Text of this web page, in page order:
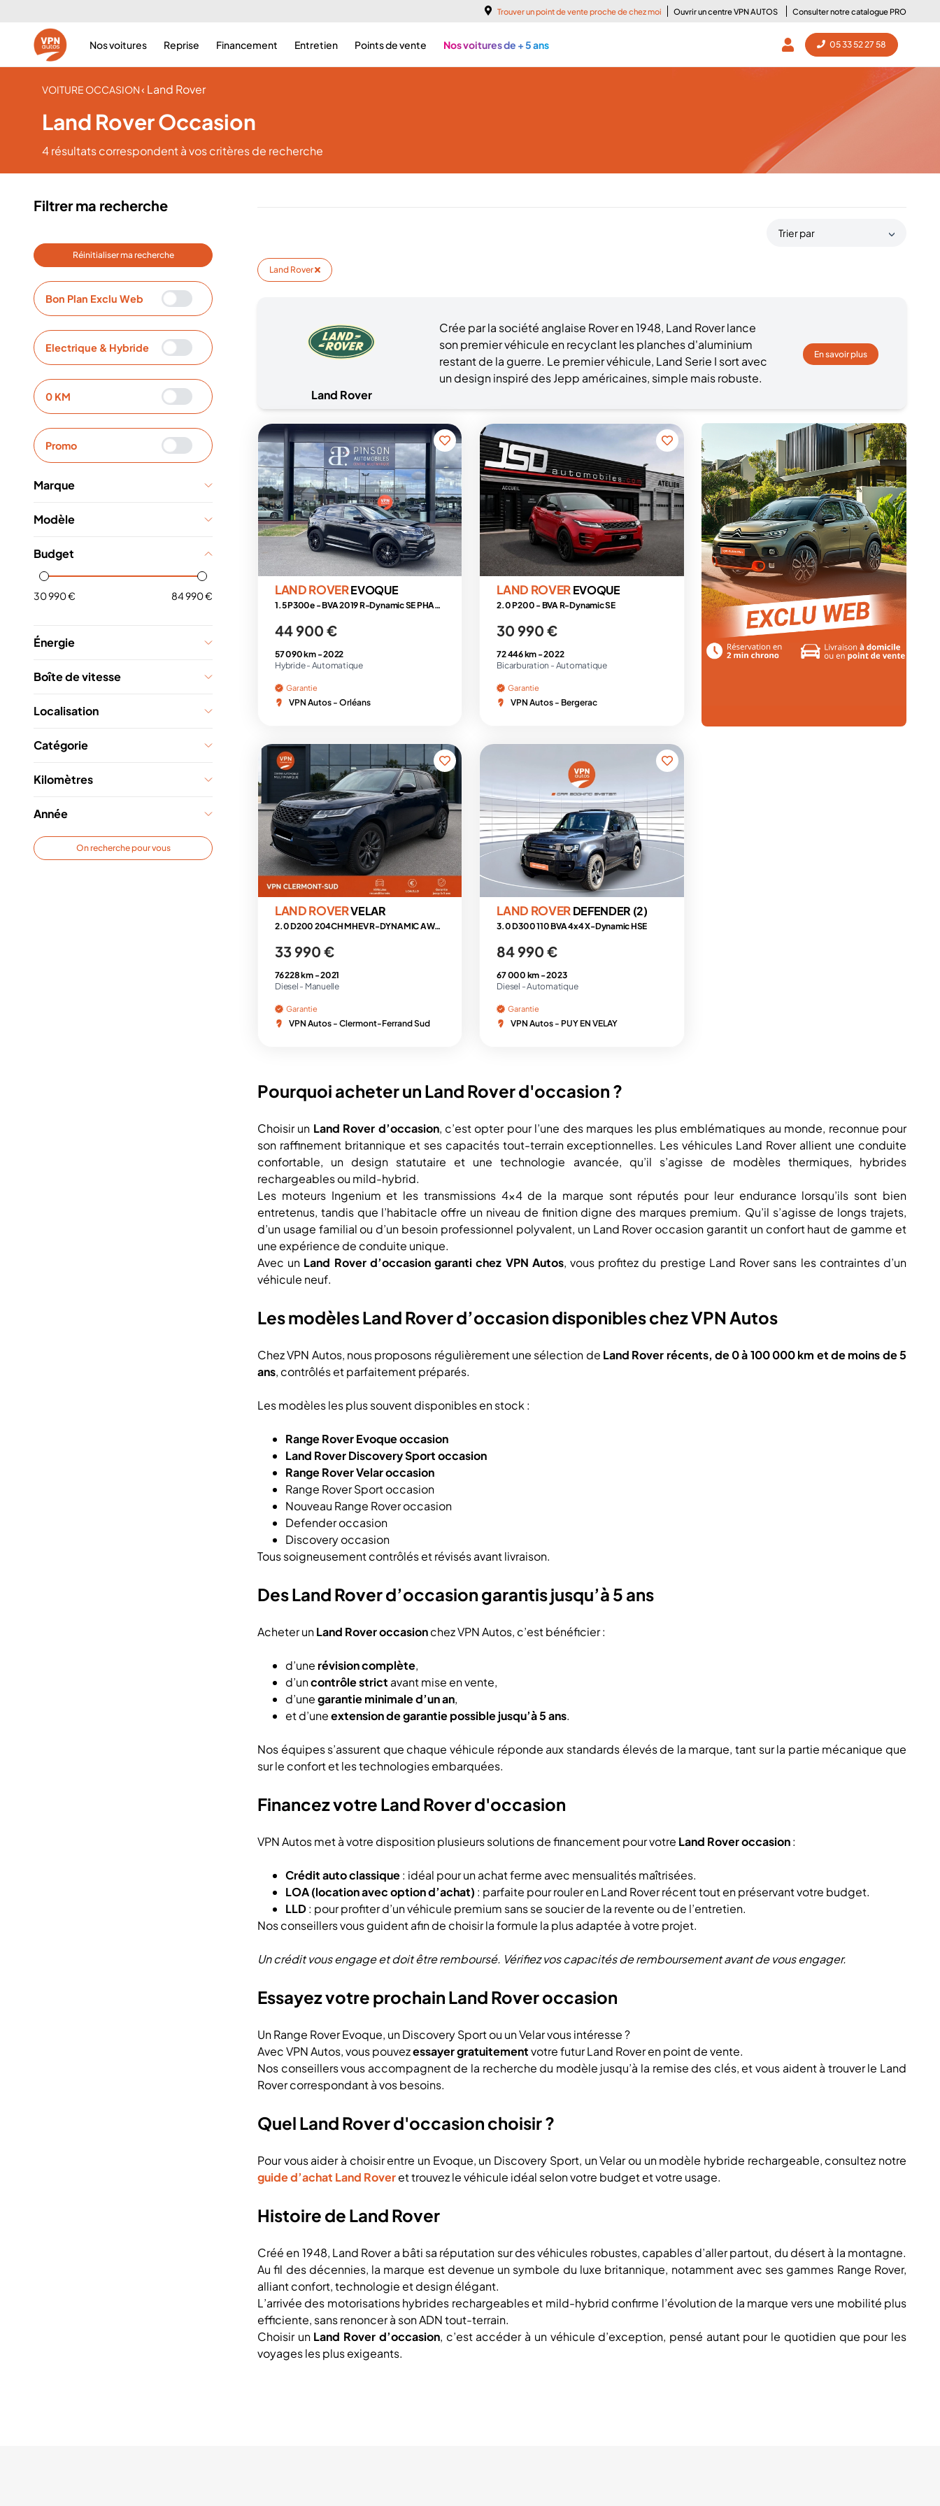
Trouver un point de vente proche de chez moi Ouvrir un centre VPN AUTOS Consulter notre catalogue PRO
05 33 52 27 58
Nos voitures Reprise Financement Entretien Points de vente Nos voitures de + 5 ans
VOITURE OCCASION‹ Land Rover
Land Rover Occasion
4 résultatscorrespondent à vos critères de recherche
Filtrer ma recherche
Réinitialiser ma recherche
Bon Plan Exclu Web
Electrique & Hybride
0 KM
Promo
Marque
Modèle
Budget
30 990 € 84 990 €
Énergie
Boîte de vitesse
Localisation
Catégorie
Kilomètres
Année
On recherche pour vous
Trier par
Land Rover
Land Rover
Crée par la société anglaise Rover en 1948, Land Rover lance
son premier véhicule en recyclant les planches d'aluminium
restant de la guerre. Le premier véhicule, Land Serie I sort avec
un design inspiré des Jepp américaines, simple mais robuste.
En savoir plus
LAND ROVEREVOQUE
1.5 P300e - BVA 2019 R-Dynamic SE PHASE 1
44 900 €
57 090 km -2022
Hybride - Automatique
Garantie
VPN Autos - Orléans
LAND ROVEREVOQUE
2.0 P200 - BVA R-Dynamic SE
30 990 €
72 446 km -2022
Bicarburation - Automatique
Garantie
VPN Autos - Bergerac
LAND ROVERVELAR
2.0 D200 204CH MHEV R-DYNAMIC AWD BVA TVA Récupérable
33 990 €
76 228 km -2021
Diesel - Manuelle
Garantie
VPN Autos - Clermont-Ferrand Sud
LAND ROVERDEFENDER (2)
3.0 D300 110 BVA 4x4 X-Dynamic HSE
84 990 €
67 000 km -2023
Diesel -Automatique
Garantie
VPN Autos - PUY EN VELAY
Pourquoi acheter un Land Rover d'occasion ?
Choisir un Land Rover d’occasion, c’est opter pour l’une des marques les plus emblématiques au monde, reconnue pour
son raffinement britannique et ses capacités tout-terrain exceptionnelles. Les véhicules Land Rover allient une conduite
confortable, un design statutaire et une technologie avancée, qu’il s’agisse de modèles thermiques, hybrides
rechargeables ou mild-hybrid.
Les moteurs Ingenium et les transmissions 4x4 de la marque sont réputés pour leur endurance lorsqu’ils sont bien
entretenus, tandis que l’habitacle offre un niveau de finition digne des marques premium. Qu’il s’agisse de longs trajets,
d’un usage familial ou d’un besoin professionnel polyvalent, un Land Rover occasion garantit un confort haut de gamme et
une expérience de conduite unique.
Avec un Land Rover d’occasion garanti chez VPN Autos, vous profitez du prestige Land Rover sans les contraintes d’un
véhicule neuf.
Les modèles Land Rover d’occasion disponibles chez VPN Autos
Chez VPN Autos, nous proposons régulièrement une sélection de Land Rover récents, de 0 à 100 000 km et de moins de 5
ans, contrôlés et parfaitement préparés.
Les modèles les plus souvent disponibles en stock :
Range Rover Evoque occasion
Land Rover Discovery Sport occasion
Range Rover Velar occasion
Range Rover Sport occasion
Nouveau Range Rover occasion
Defender occasion
Discovery occasion
Tous soigneusement contrôlés et révisés avant livraison.
Des Land Rover d’occasion garantis jusqu’à 5 ans
Acheter unLand Rover occasionchez VPN Autos, c’est bénéficier :
d’une révision complète,
d’uncontrôle strict avant mise en vente,
d’unegarantie minimale d’un an,
et d’uneextension de garantie possible jusqu’à 5 ans.
Nos équipes s’assurent que chaque véhicule réponde aux standards élevés de la marque, tant sur la partie mécanique que
sur le confort et les technologies embarquées.
Financez votre Land Rover d'occasion
VPN Autos met à votre disposition plusieurs solutions de financement pour votre Land Rover occasion:
Crédit auto classique: idéal pour un achat ferme avec mensualités maîtrisées.
LOA (location avec option d’achat) : parfaite pour rouler en Land Rover récent tout en préservant votre budget.
LLD: pour profiter d’un véhicule premium sans se soucier de la revente ou de l’entretien.
Nos conseillers vous guident afin de choisir la formule la plus adaptée à votre projet.
Un crédit vous engage et doit être remboursé. Vérifiez vos capacités de remboursement avant de vous engager.
Essayez votre prochain Land Rover occasion
Un Range Rover Evoque, un Discovery Sport ou un Velar vous intéresse ?
Avec VPN Autos, vous pouvezessayer gratuitementvotre futur Land Rover en point de vente.
Nos conseillers vous accompagnent de la recherche du modèle jusqu’à la remise des clés, et vous aident à trouver le Land
Rover correspondant à vos besoins.
Quel Land Rover d'occasion choisir ?
Pour vous aider à choisir entre un Evoque, un Discovery Sport, un Velar ou un modèle hybride rechargeable, consultez notre
guide d’achat Land Roveret trouvez le véhicule idéal selon votre budget et votre usage.
Histoire de Land Rover
Créé en 1948, Land Rover a bâti sa réputation sur des véhicules robustes, capables d’aller partout, du désert à la montagne.
Au fil des décennies, la marque est devenue un symbole du luxe britannique, notamment avec ses gammes Range Rover,
alliant confort, technologie et design élégant.
L’arrivée des motorisations hybrides rechargeables et mild-hybrid confirme l’évolution de la marque vers une mobilité plus
efficiente, sans renoncer à son ADN tout-terrain.
Choisir un Land Rover d’occasion, c’est accéder à un véhicule d’exception, pensé autant pour le quotidien que pour les
voyages les plus exigeants.